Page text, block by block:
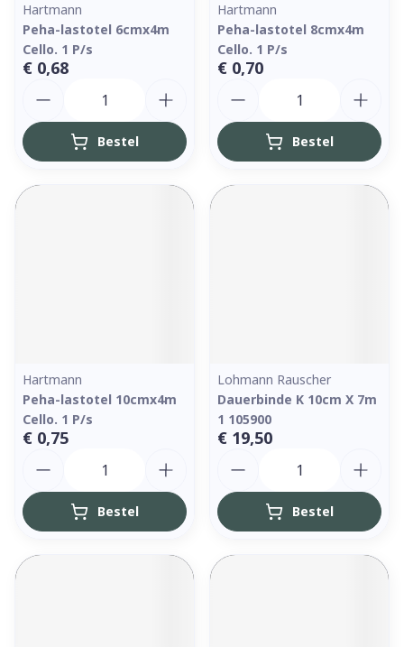
Hartmann
Peha-lastotel 6cmx4m
Cello. 1 P/s
€ 0,68
Bestel
Hartmann
Peha-lastotel 8cmx4m
Cello. 1 P/s
€ 0,70
Bestel
Hartmann
Peha-lastotel 10cmx4m
Cello. 1 P/s
€ 0,75
Bestel
Lohmann Rauscher
Dauerbinde K 10cm X 7m
1 105900
€ 19,50
Bestel